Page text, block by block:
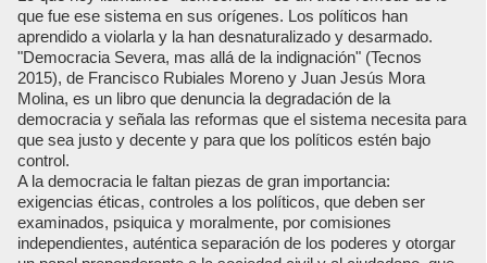
que fue ese sistema en sus orígenes. Los políticos han
aprendido a violarla y la han desnaturalizado y desarmado.
"Democracia Severa, mas allá de la indignación" (Tecnos
2015), de Francisco Rubiales Moreno y Juan Jesús Mora
Molina, es un libro que denuncia la degradación de la
democracia y señala las reformas que el sistema necesita para
que sea justo y decente y para que los políticos estén bajo
control.
A la democracia le faltan piezas de gran importancia:
exigencias éticas, controles a los políticos, que deben ser
examinados, psiquica y moralmente, por comisiones
independientes, auténtica separación de los poderes y otorgar